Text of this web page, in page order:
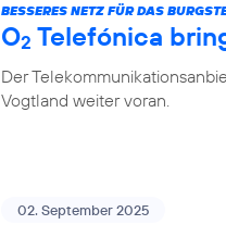
BESSERES NETZ FÜR DAS
O2 Telefónica
Der
Vogtland weiter voran.
02. September 2025